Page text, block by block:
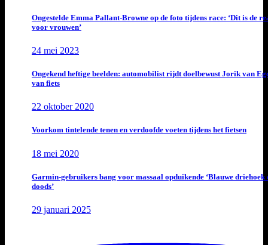
Ongestelde Emma Pallant-Browne op de foto tijdens race: ‘Dit is de
voor vrouwen’
24 mei 2023
Ongekend heftige beelden: automobilist rijdt doelbewust Jorik van
van fiets
22 oktober 2020
Voorkom tintelende tenen en verdoofde voeten tijdens het fietsen
18 mei 2020
Garmin-gebruikers bang voor massaal opduikende ‘Blauwe driehoek
doods’
29 januari 2025